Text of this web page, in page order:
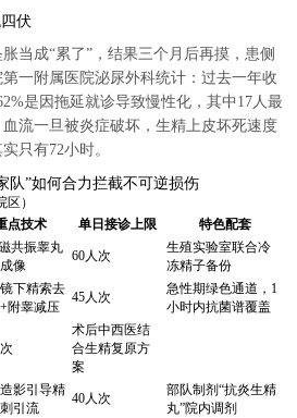
伏
当成“累了”，结果三个月后再摸，患侧
一附属医院泌尿外科统计：过去一年收
是因拖延就诊导致慢性化，其中17人最
流一旦被炎症破坏，生精上皮坏死速度
只有72小时。
队”如何合力拦截不可逆损伤
）
点技术 单日接诊上限
特色配套
共振睾丸
像
60人次
生殖实验室联合冷
冻精子备份
下精索去
附睾减压
45人次
急性期绿色通道，1
小时内抗菌谱覆盖
术后中西医结
合生精复原方
案
影引导精
引流
40人次
部队制剂“抗炎生精
丸”院内调剂